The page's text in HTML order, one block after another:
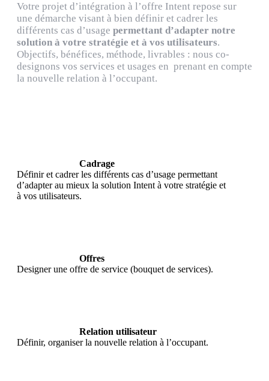
Votre projet d’intégration à l’offre Intent repose sur
une démarche visant à bien définir et cadrer les
différents cas d’usage permettant d’adapter notre
solution à votre stratégie et à vos utilisateurs.
Objectifs, bénéfices, méthode, livrables : nous co-
designons vos services et usages en prenant en compte
la nouvelle relation à l’occupant.
Cadrage
Définir et cadrer les différents cas d’usage permettant
d’adapter au mieux la solution Intent à votre stratégie et
à vos utilisateurs.
Offres
Designer une offre de service (bouquet de services).
Relation utilisateur
Définir, organiser la nouvelle relation à l’occupant.